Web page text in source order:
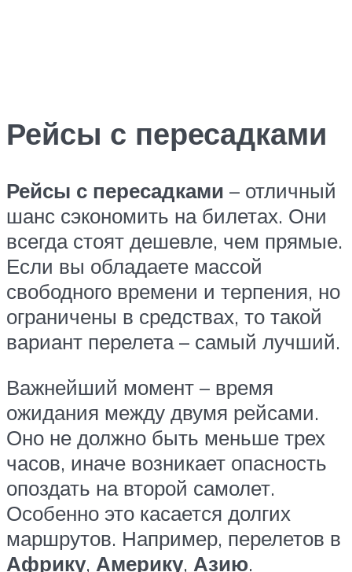
Рейсы с пересадками
Рейсы с пересадками – отличный
шанс сэкономить на билетах. Они
всегда стоят дешевле, чем прямые.
Если вы обладаете массой
свободного времени и терпения, но
ограничены в средствах, то такой
вариант перелета – самый лучший.
Важнейший момент – время
ожидания между двумя рейсами.
Оно не должно быть меньше трех
часов, иначе возникает опасность
опоздать на второй самолет.
Особенно это касается долгих
маршрутов. Например, перелетов в
Африку, Америку, Азию.